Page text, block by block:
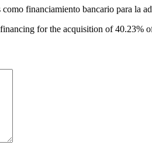
financiamiento bancario para la
for the acquisition of 40.23%